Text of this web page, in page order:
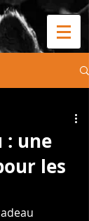
: une
les